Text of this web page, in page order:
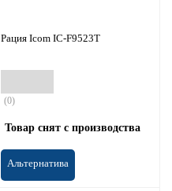
Рация Icom IC-F9523T
(0)
Товар снят с производства
Альтернатива